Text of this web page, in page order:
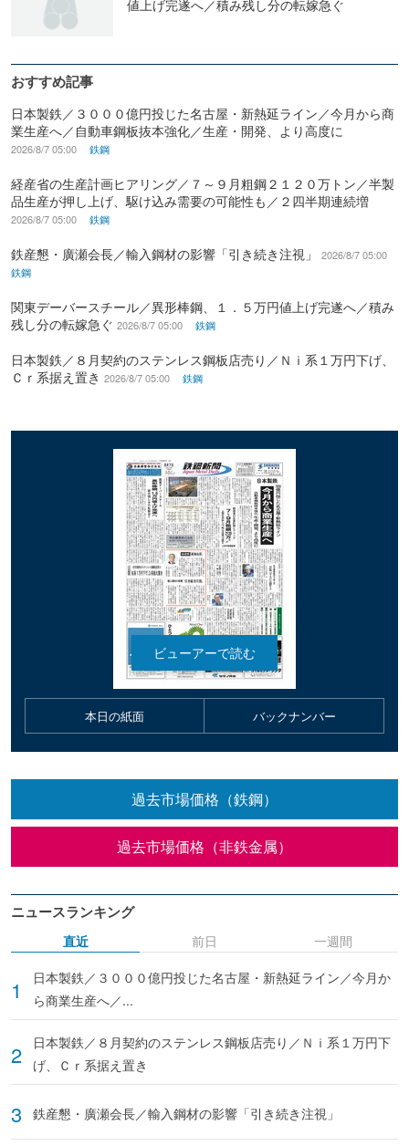
値上げ完遂へ／積み残し分の転嫁急ぐ
おすすめ記事
日本製鉄／３０００億円投じた名古屋・新熱延ライン／今月から商
業生産へ／自動車鋼板抜本強化／生産・開発、より高度に
2026/8/7 05:00 鉄鋼
経産省の生産計画ヒアリング／７～９月粗鋼２１２０万トン／半製
品生産が押し上げ、駆け込み需要の可能性も／２四半期連続増
2026/8/7 05:00 鉄鋼
鉄産懇・廣瀬会長／輸入鋼材の影響「引き続き注視」
2026/8/7 05:00
鉄鋼
関東デーバースチール／異形棒鋼、１．５万円値上げ完遂へ／積み
残し分の転嫁急ぐ 2026/8/7 05:00 鉄鋼
日本製鉄／８月契約のステンレス鋼板店売り／Ｎｉ系１万円下げ、
Ｃｒ系据え置き 2026/8/7 05:00 鉄鋼
本日の紙面 バックナンバー
過去市場価格（鉄鋼）
過去市場価格（非鉄金属）
ニュースランキング
直近
日本製鉄／３０００億円投じた名古屋・新熱延ライン／今月か
ら商業生産へ／...
日本製鉄／８月契約のステンレス鋼板店売り／Ｎｉ系１万円下
げ、Ｃｒ系据え置き
鉄産懇・廣瀬会長／輸入鋼材の影響「引き続き注視」
前日 一週間